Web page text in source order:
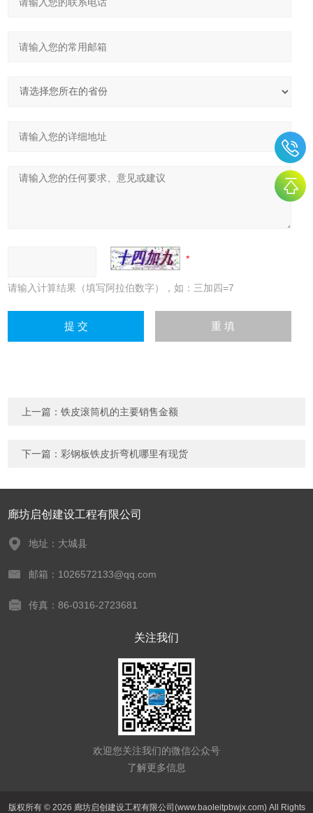
请输入计算结果（填写阿拉伯数字），如：三加四=7
上一篇：铁皮滚筒机的主要销售金额
下一篇：彩钢板铁皮折弯机哪里有现货
廊坊启创建设工程有限公司
地址：大城县
邮箱：1026572133@qq.com
传真：86-0316-2723681
关注我们
欢迎您关注我们的微信公众号
了解更多信息
版权所有 © 2026 廊坊启创建设工程有限公司(www.baoleitpbwjx.com) All Rights